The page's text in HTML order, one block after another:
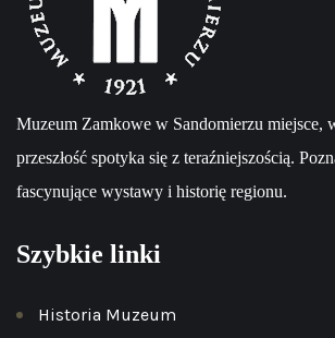
Muzeum Zamkowe w Sandomierzu miejsce,
przeszłość spotyka się z teraźniejszością.
fascynujące wystawy i historię regionu.
Szybkie linki
Historia Muzeum